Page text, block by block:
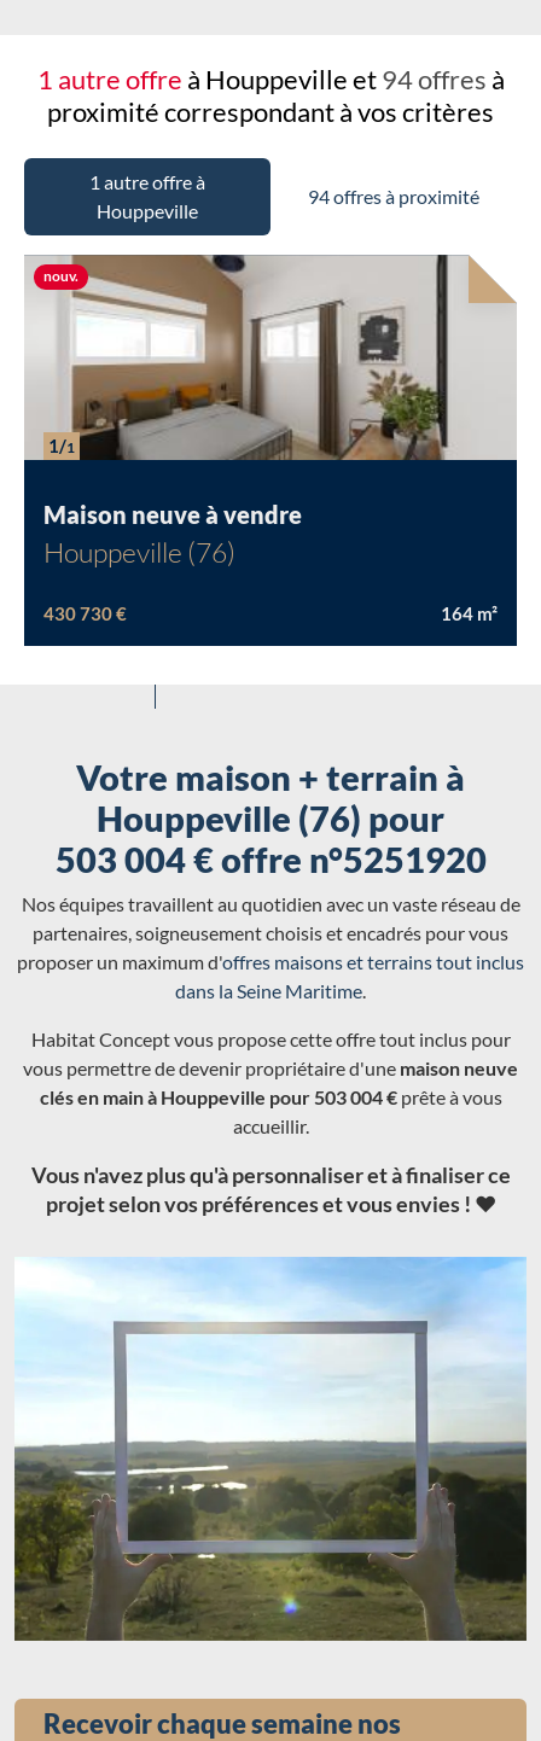
1 autre offre à Houppeville et94 offres à
proximitécorrespondant à vos critères
Chargement...
1 autre offre à
Houppeville
94 offres à proximité
1/1
Maison neuve à vendre
Houppeville (76)
430 730 € 164 m²
nouv.Nouvelle offre
Votre maison + terrain à
Houppeville (76) pour
503 004 € offre n°5251920
Nos équipes travaillent au quotidien avec un vaste réseau de
partenaires, soigneusement choisis et encadrés pour vous
proposer un maximum d'offres maisons et terrains tout inclus
dans la Seine Maritime.
Habitat Concept vous propose cette offre tout inclus pour
vous permettre de devenir propriétaire d'une maison neuve
clés en main à Houppeville pour 503 004 €prête à vous
accueillir.
Vous n'avez plus qu'à personnaliser et à finaliser ce
projet selon vos préférences et vous envies ! ❤️
Recevoir chaque semaine nos